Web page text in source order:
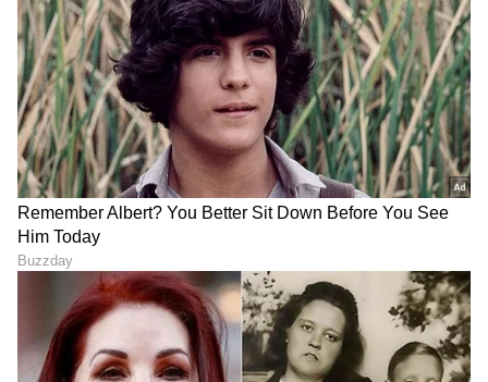
ಆಫ್-ರೋಡಿಂಗ್ ಪ್ರಿಯರಿಗೆ
ಹಬ್ಬದ ಸುದ್ದಿ; ರಗಡ್ ಲುಕ್,
ಪವರ್‌ಫುಲ್ ಬಾಡಿಯೊಂದಿಗೆ
ಮಾರುಕಟ್ಟೆಗೆ ಲಗ್ಗೆ ಇಡ್ತಿವೆ 3 ಹೊಸ
ದೈತ್ಯ SUV
ನೌಕರರ ವಜಾ!: 4 ಕಾರ್ಖಾನೆಗಳ
ಮುಚ್ಚಲು ನಿರ್ಧಾರ!